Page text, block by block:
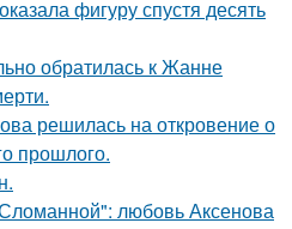
фигуру спустя десять
обратилась к Жанне
решилась на откровение о
прошлого.
любовь Аксенова